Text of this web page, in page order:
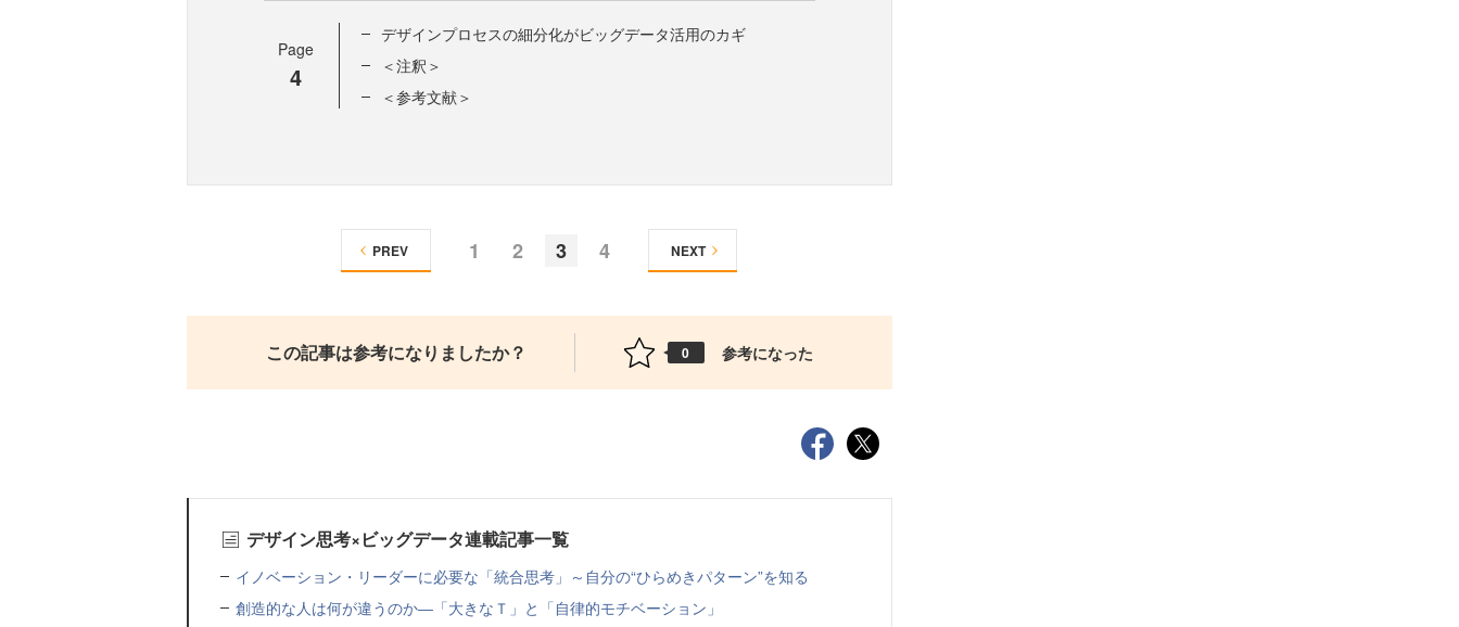
Page
4
デザインプロセスの細分化がビッグデータ活用のカギ
＜注釈＞
＜参考文献＞
1 2 3 4
PREV NEXT
この記事は参考になりましたか？ 0 参考になった
デザイン思考×ビッグデータ連載記事一覧
イノベーション・リーダーに必要な「統合思考」～自分の“ひらめきパターン”を知る
創造的な人は何が違うのか―「大きなＴ」と「自律的モチベーション」